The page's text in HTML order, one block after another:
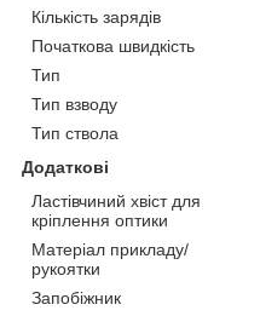
Кількість зарядів
Початкова швидкість
Тип
Тип взводу
Тип ствола
Додаткові
Ластівчиний хвіст для
кріплення оптики
Матеріал прикладу/
рукоятки
Запобіжник